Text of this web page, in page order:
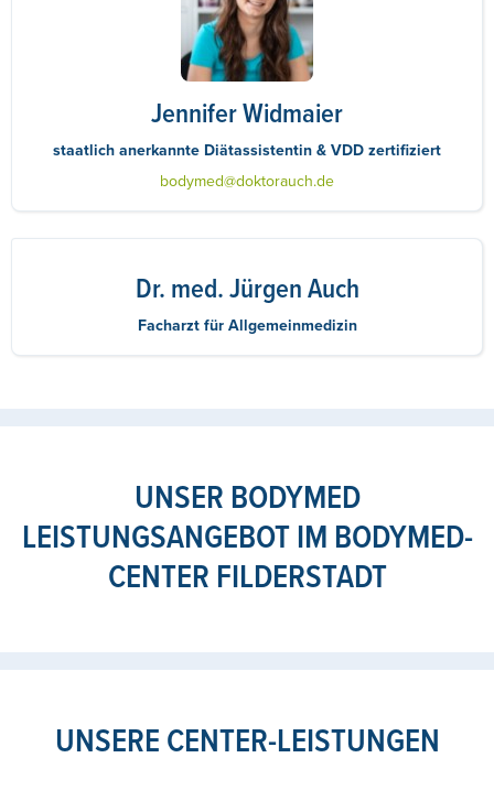
Jennifer Widmaier
staatlich anerkannte Diätassistentin & VDD zertifiziert
bodymed@doktorauch.de
Dr. med. Jürgen Auch
Facharzt für Allgemeinmedizin
UNSER BODYMED
LEISTUNGSANGEBOT IM BODYMED-
CENTER FILDERSTADT
UNSERE CENTER-LEISTUNGEN